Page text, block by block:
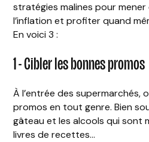
stratégies malines pour
l’inflation et profiter quand
En voici 3 :
1 - Cibler les bonnes promos
À l’entrée des supermarchés,
promos en tout genre. Bien
gâteau et les alcools qui sont
livres de recettes…